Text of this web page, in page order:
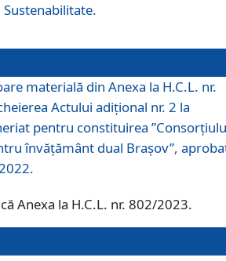
Sustenabilitate.
materială din Anexa la H.C.L. nr.
Actului adițional nr. 2 la
pentru constituirea
învățământ dual Brașov”,
Anexa la H.C.L. nr. 802/2023.